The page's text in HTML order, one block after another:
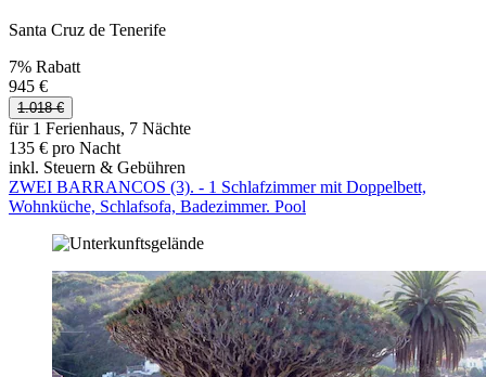
Santa Cruz de Tenerife
7% Rabatt
945 €
1.018 €
für 1 Ferienhaus, 7 Nächte
135 € pro Nacht
inkl. Steuern & Gebühren
ZWEI BARRANCOS (3). - 1 Schlafzimmer mit Doppelbett,
Wohnküche, Schlafsofa, Badezimmer. Pool